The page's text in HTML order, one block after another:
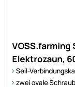
VOSS.farming
Elektrozaun,
Seil-
zwei ovale